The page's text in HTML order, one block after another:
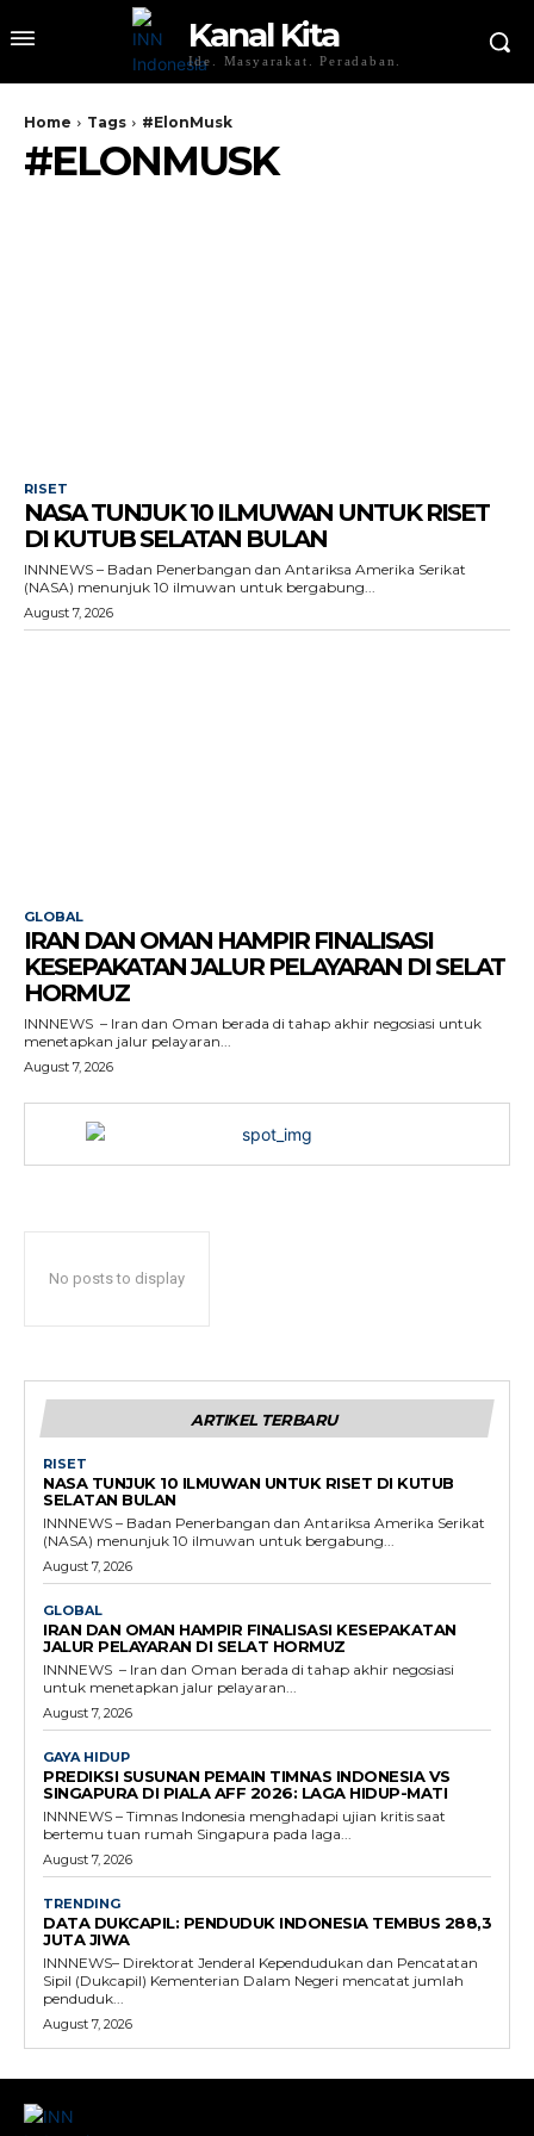
Kanal Kita
Ide. Masyarakat. Peradaban.
Home Tags #ElonMusk
#ELONMUSK
RISET
NASA TUNJUK 10 ILMUWAN UNTUK RISET
DI KUTUB SELATAN BULAN
INNNEWS – Badan Penerbangan dan Antariksa Amerika Serikat
(NASA) menunjuk 10 ilmuwan untuk bergabung...
August 7, 2026
GLOBAL
IRAN DAN OMAN HAMPIR FINALISASI
KESEPAKATAN JALUR PELAYARAN DI SELAT
HORMUZ
INNNEWS – Iran dan Oman berada di tahap akhir negosiasi untuk
menetapkan jalur pelayaran...
August 7, 2026
No posts to display
ARTIKEL TERBARU
RISET
NASA TUNJUK 10 ILMUWAN UNTUK RISET DI KUTUB
SELATAN BULAN
INNNEWS – Badan Penerbangan dan Antariksa Amerika Serikat
(NASA) menunjuk 10 ilmuwan untuk bergabung...
August 7, 2026
GLOBAL
IRAN DAN OMAN HAMPIR FINALISASI KESEPAKATAN
JALUR PELAYARAN DI SELAT HORMUZ
INNNEWS – Iran dan Oman berada di tahap akhir negosiasi
untuk menetapkan jalur pelayaran...
August 7, 2026
GAYA HIDUP
PREDIKSI SUSUNAN PEMAIN TIMNAS INDONESIA VS
SINGAPURA DI PIALA AFF 2026: LAGA HIDUP-MATI
INNNEWS – Timnas Indonesia menghadapi ujian kritis saat
bertemu tuan rumah Singapura pada laga...
August 7, 2026
TRENDING
DATA DUKCAPIL: PENDUDUK INDONESIA TEMBUS 288,3
JUTA JIWA
INNNEWS– Direktorat Jenderal Kependudukan dan Pencatatan
Sipil (Dukcapil) Kementerian Dalam Negeri mencatat jumlah
penduduk...
August 7, 2026